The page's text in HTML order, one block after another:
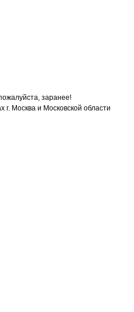
заранее!
г. Москва и Московской области